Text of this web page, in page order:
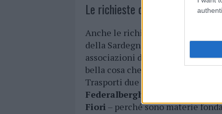
Le richieste del settore
Anche le richieste del settore
della Sardegna Alessandra
associazioni di categoria, per
bella cosa che la nuova
Trasporti due persone esperte
Federalberghi
Fiori – perché sono materie